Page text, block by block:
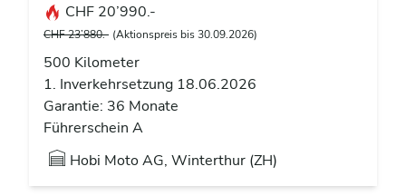
CHF 20’990.-
CHF 23’880.- (Aktionspreis bis 30.09.2026)
500 Kilometer
1. Inverkehrsetzung 18.06.2026
Garantie: 36 Monate
Führerschein A
Hobi Moto AG, Winterthur (ZH)